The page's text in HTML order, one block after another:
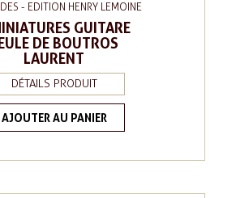
- EDITION HENRY LEMOINE
GUITARE
DE BOUTROS
LAURENT
DÉTAILS PRODUIT
AJOUTER AU PANIER